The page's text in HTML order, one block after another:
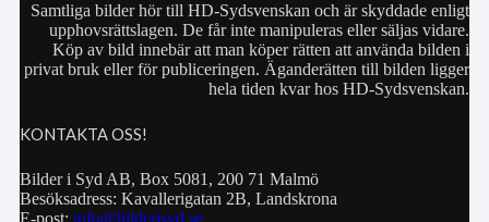
Samtliga bilder hör till HD-Sydsvenskan och är skyddade enligt
upphovsrättslagen. De får inte manipuleras eller säljas vidare.
Köp av bild innebär att man köper rätten att använda bilden i
privat bruk eller för publiceringen. Äganderätten till bilden ligger
hela tiden kvar hos HD-Sydsvenskan.
KONTAKTA OSS!
Bilder i Syd AB, Box 5081, 200 71 Malmö
Besöksadress: Kavallerigatan 2B, Landskrona